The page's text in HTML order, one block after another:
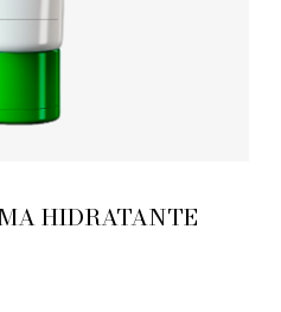
HIDRATANTE